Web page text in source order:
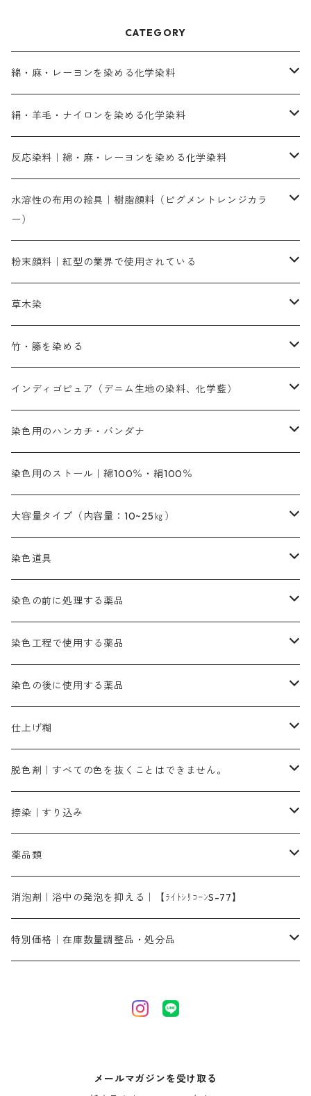
CATEGORY
綿・麻・レーヨンを染める化学染料
直接染料－染色手順が簡単
人気のおすすめ直接染料
染色に必要な薬品類
橙色系
青色系
紫色系
緑色系
茶色系
染料一覧ー100g入り
染料一覧ー500g入り
絹・羊毛・ナイロンを染める化学染料
お買い得品
染料一覧
人気のおすすめ染料
橙色系
緑色系
茶色系
灰色系
黒色系
1kg
染色に必要な薬品類
補助薬品
反応染料｜綿・麻・レーヨンを染める化学染料
お勧めの3原色（赤・青・黄色）
お勧め｜スミフィックス～
3原色以外の色目
赤色
茶色｜20g入りのみ公開
灰色｜20g入りのみ公開
黒色
染色に必要な薬品
アルカリ剤
補助薬品
捺染に必要な材料
捺染糊
水溶性の布用の絵具｜樹脂顔料（ピグメントレンジカラ
ー）
ネオカラー（色）
内容量：100g
内容量：500g
バィンダー（定着剤）
増粘剤
黄色系
エロ―M3G｜定番の色合い
エロー ＭＧＲ｜明るい緑みの黄色
オレンジ系
オレンヂMG｜黄みの橙色
オレンヂMGD（定番の色合い）
赤色系
レットMFB｜赤色（定番の色合い）
レットMG｜黄みの朱色
ピンクMB｜ピンク色
ローズMB｜鮮やかなピンク色）
青色系
ネビーブルーMB（定番の色合い）
ブルーMB（定番の色合い）
スカイブルーMG｜緑みの空色
ターキスブルーHNG｜緑みの空色
紫色系
バイオレットMFB
緑色系
ダークグリンMG（定番の色合い）
グリーンMB｜緑色
茶色系
ダークブロンMFB｜こげ茶色
ブロンHNR｜こげ茶色
黒色系
ブラックMK（赤みの黒色）
ブラックMG（青みの黒色）
白色系（定番の色合い）
ネオホワイトR
粉末顔料｜紅型の業界で使用されている
赤色系
本洋紅
代用朱黄色口
黄色系
ファストエロ―10GN（鮮やかな黄色）
ファストエロ―5GN（黄色）
青色系
NSBAブルー
群青
白色｜胡粉
黒色｜在庫処分特価
緑色｜在庫処分特価
茶色｜在庫処分特価
草木染
植物染料
人気のおすすめ植物染料
インド茜・西洋茜の個別販売
カッチ｜茶系
霧島産・晩秋茶｜黄金色（赤みの黄色）｜準備中
濃染処理剤｜ソルバックスPS－900
媒染剤
アルミ媒染剤
鉄媒染剤
ソーダ灰｜アルカリ性のPH調整剤
藍染
ぶどう糖
ハイドロサルファイトコンク
染色用途のハンカチ・バンダナ
45cm×45cm（ハンカチ）｜端の始末も綿糸｜タグなし
54cm×54cm（バンダナ）｜端の始末も綿糸｜タグなし
竹・籐を染める
人気のおすすめ竹・藤を染める染料
塩基性染料（混色可能）
ビスマークブロンB｜赤茶色
塩基性エロ―｜液体タイプ
ローダミンB｜赤紫色｜マゼンダ色
オリジナル染料｜スス竹色｜ミキセットファストブロンGR
インディゴピュア（デニム生地の染料、化学藍）
初心者向けお試しセット販売
インディゴピュア
アルカリ剤
ハイドロサルファイトコンク
酸性剤
染色用のハンカチ・バンダナ
45cm×45cm（ハンカチ）｜端の始末も綿糸｜タグなし
54cm×54cm（バンダナ）｜端の始末も綿糸｜タグなし
染色用のストール｜綿100％・絹100％
大容量タイプ（内容量：10~25㎏）
芒硝｜綿の染色時の吸収促進剤
ソーダ灰｜アルカリ性のPH調整剤
硫酸第一鉄｜鉄媒染剤
染色道具
刷毛
摺込み刷毛（スリコミハケ）ー夏毛（硬いタイプ）
摺込み刷毛（スリコミハケ）ー冬毛（柔らかいタイプ）
片羽刷毛
ローケツ筆
ローケツ用筆｜1本～販売
ローケツ用筆ー10%off｜20本セットお取り寄せ品
洋型紙（9番手｜中薄口、10番手｜中厚口）
有償サンプル品｜約20cm×27cm
洋型紙9番手｜中薄口｜約54cm×110cm
張木｜入荷待ち
伸子
型洗いブラシ
染色の前に処理する薬品
精練剤｜汚れ落とし剤｜針状マルセル石鹸
糊落とし剤｜ソルベンCA
濃染処理剤｜ソルバックスPS－900
染色工程で使用する薬品
染料の吸収促進剤
酢酸｜絹・羊毛・ナイロンに使用する
芒硝｜綿・麻の染色に使用する。
染料のムラ染め抑制剤（均染剤）
アゾリン200％｜綿・麻・絹・羊毛・ナイロンの染色
レオニールEHC｜反応染料用
染料の浸透剤
ソルバライトS-70｜各種繊維の浸し染めに使用可能
染料の定着向上剤
ライトフィックスAコンク｜綿・麻もしくは直接染料で染めた素材
シルクフィックス３A｜絹の染料定着向上剤
アルカリ剤｜反応染料用
ソーダ灰
染料溶解剤
セレナゾールPDN｜各種染料の染料溶解剤
染色の後に使用する薬品
ソーピング剤｜未定着の染料を除去すること
ネオポールB－300｜反応染料のソーピング剤
仕上げ剤｜柔軟・平滑剤
白場汚染防止剤
仕上げ糊
カルボキシメチルセルロース（CMC）
海藻系
たんぱく質系
化学糊（PVA）
防腐剤｜アルカリ性
脱色剤｜すべての色を抜くことはできません。
脱色剤
全体脱色｜ハイドロサルファイトコンク
部分脱色｜デグロリンSコンク
脱色助剤｜浸透・複色抑制剤
メイプロガムNP｜にじみ防止剤
アミラヂンD｜浸透・複色抑制剤
捺染｜すり込み
染料溶解剤｜染料の均一な浸透・吸着を補助する
捺染糊
メイプロガムNP（綿・麻・絹用｜直接・酸性・含金染料用）
白場汚染防止剤｜ソーピング剤｜水洗する際の再汚染防止剤
薬品類
ア行
カ行
消泡剤｜浴中の発泡を抑える｜【ﾗｲﾄｼﾘｺｰﾝS-77】
特別価格｜在庫数量調整品・処分品
メールマガジンを受け取る